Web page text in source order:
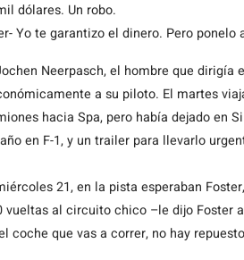
dólares. Un robo.
Yo te garantizo el dinero. Pero ponelo
Neerpasch, el hombre que
a su piloto. El martes
hacia Spa, pero había dejado en
en F-1, y un trailer para llevarlo
21, en la pista esperaban
vueltas al circuito chico –le dijo Foster
coche que vas a correr, no hay